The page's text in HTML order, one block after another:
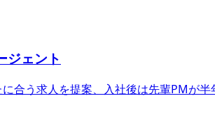
ジェント
合う求人を提案、入社後は先輩PMが半